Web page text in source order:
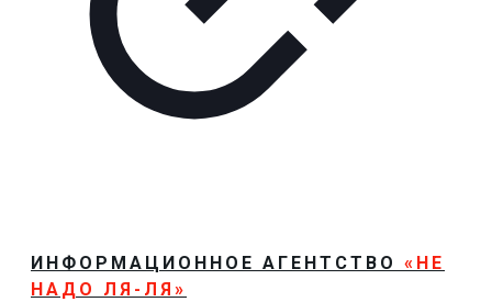
ИНФОРМАЦИОННОЕ АГЕНТСТВО «НЕ
НАДО ЛЯ-ЛЯ»